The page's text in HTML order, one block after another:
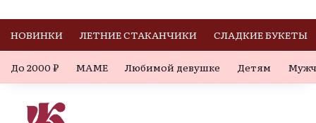
НОВИНКИ ЛЕТНИЕ СТАКАНЧИКИ СЛАДКИЕ БУКЕТЫ
До 2000 ₽ МАМЕ Любимой девушке Детям